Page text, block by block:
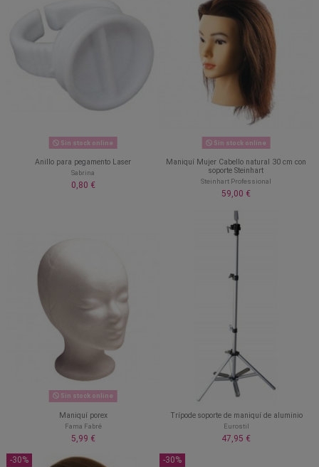
Sin stock online
Anillo para pegamento Laser
Sabrina
0,80 €
Sin stock online
Maniquí Mujer Cabello natural 30 cm con
soporte Steinhart
Steinhart Professional
59,00 €
Sin stock online
Maniquí porex
Fama Fabré
5,99 €
Trípode soporte de maniquí de aluminio
Eurostil
47,95 €
-30% -30%